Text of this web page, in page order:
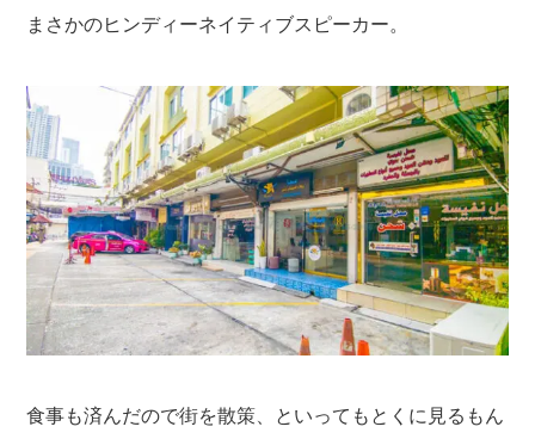
まさかのヒンディーネイティブスピーカー。
食事も済んだので街を散策、といってもとくに見るもん